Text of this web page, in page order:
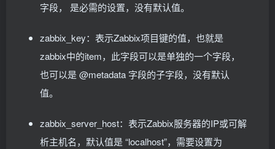
字段， 是必需的设置，没有默认值。
zabbix_key：表示Zabbix项目键的值，也就是
zabbix中的item，此字段可以是单独的一个字段，
也可以是 @metadata 字段的子字段，没有默认
值。
zabbix_server_host：表示Zabbix服务器的IP或可解
析主机名，默认值是 “localhost”，需要设置为